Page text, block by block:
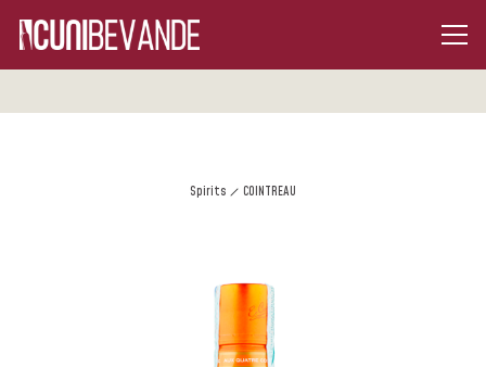
Spirits COINTREAU